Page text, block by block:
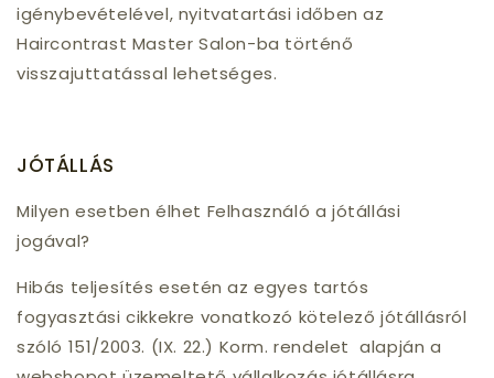
igénybevételével, nyitvatartási időben az
Haircontrast Master Salon-ba történő
visszajuttatással lehetséges.
JÓTÁLLÁS
Milyen esetben élhet Felhasználó a jótállási
jogával?
Hibás teljesítés esetén az egyes tartós
fogyasztási cikkekre vonatkozó kötelező jótállásról
szóló 151/2003. (IX. 22.) Korm. rendelet alapján a